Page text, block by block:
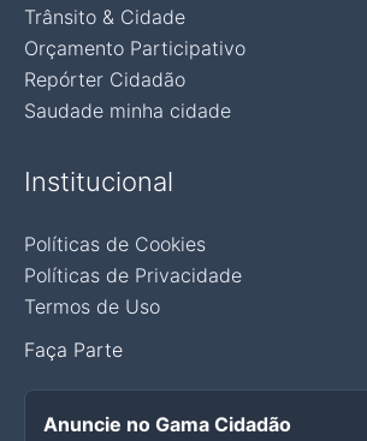
Trânsito & Cidade
Orçamento Participativo
Repórter Cidadão
Saudade minha cidade
Institucional
Políticas de Cookies
Políticas de Privacidade
Termos de Uso
Faça Parte
Anuncie no Gama Cidadão